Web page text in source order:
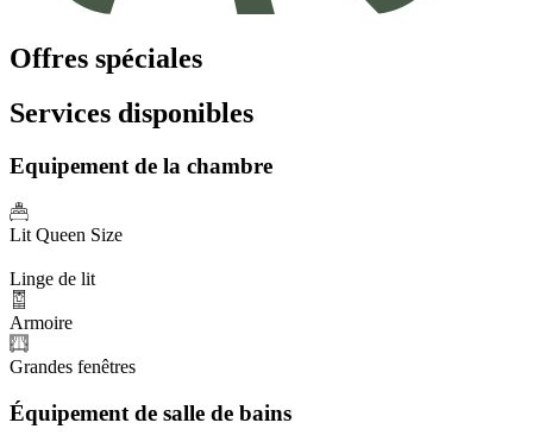
Offres spéciales
Services disponibles
Equipement de la chambre
Lit Queen Size
Linge de lit
Armoire
Grandes fenêtres
Équipement de salle de bains